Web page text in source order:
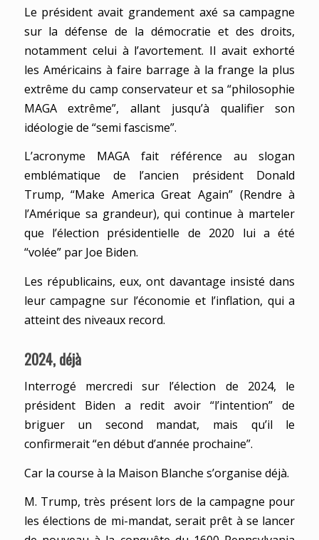
Le président avait grandement axé sa campagne
sur la défense de la démocratie et des droits,
notamment celui à l’avortement. Il avait exhorté
les Américains à faire barrage à la frange la plus
extrême du camp conservateur et sa “philosophie
MAGA extrême”, allant jusqu’à qualifier son
idéologie de “semi fascisme”.
L’acronyme MAGA fait référence au slogan
emblématique de l’ancien président Donald
Trump, “Make America Great Again” (Rendre à
l’Amérique sa grandeur), qui continue à marteler
que l’élection présidentielle de 2020 lui a été
“volée” par Joe Biden.
Les républicains, eux, ont davantage insisté dans
leur campagne sur l’économie et l’inflation, qui a
atteint des niveaux record.
2024, déjà
Interrogé mercredi sur l’élection de 2024, le
président Biden a redit avoir “l’intention” de
briguer un second mandat, mais qu’il le
confirmerait “en début d’année prochaine”.
Car la course à la Maison Blanche s’organise déjà.
M. Trump, très présent lors de la campagne pour
les élections de mi-mandat, serait prêt à se lancer